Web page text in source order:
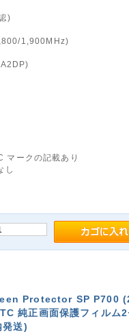
)
1,900MHz)
ークの記載あり
し
Protector SP P700
純正画面保護フィルム2
発送)